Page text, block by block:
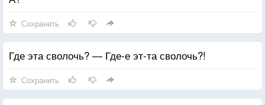
Сохранить
Где эта сволочь? — Где-е эт-та сволочь?!
Сохранить